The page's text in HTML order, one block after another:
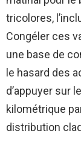
tricolores,
Congéler ces
une base de
le hasard des
d’appuyer sur
kilométrique
distribution